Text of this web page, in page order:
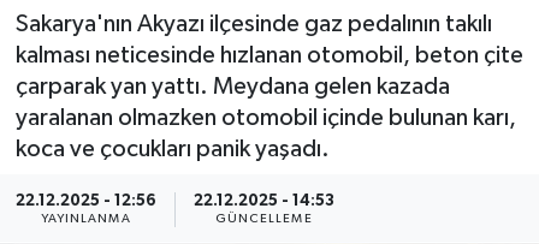
Sakarya'nın Akyazı ilçesinde gaz pedalının takılı
kalması neticesinde hızlanan otomobil, beton çite
çarparak yan yattı. Meydana gelen kazada
yaralanan olmazken otomobil içinde bulunan karı,
koca ve çocukları panik yaşadı.
22.12.2025 - 12:56
YAYINLANMA
22.12.2025 - 14:53
GÜNCELLEME
Sağlık
Son Dakika Haberleri
Haber Arşivi